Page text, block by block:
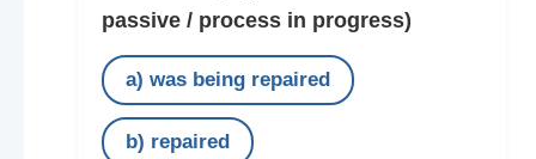
passive / process in progress)
a) was being repaired
b) repaired